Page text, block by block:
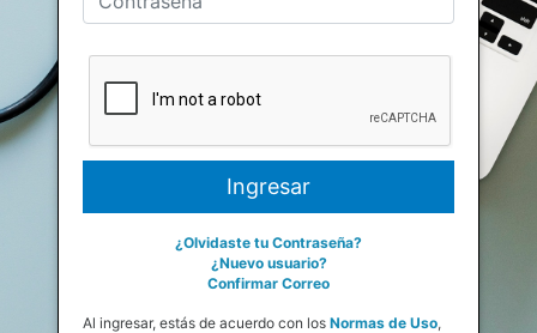
¿Olvidaste tu Contraseña?
¿Nuevo usuario?
Confirmar Correo
Al ingresar, estás de acuerdo con los Normas de Uso,